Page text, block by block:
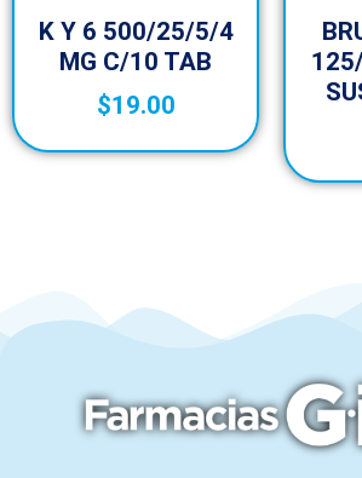
K Y 6 500/25/5/4
MG C/10 TAB
$19.00